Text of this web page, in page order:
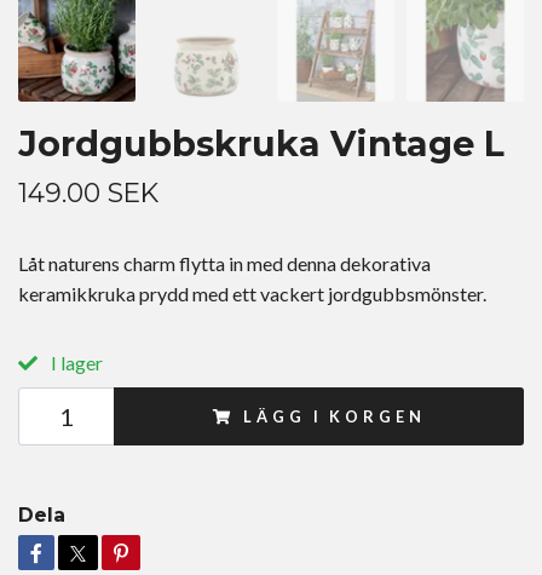
Jordgubbskruka Vintage L
149.00 SEK
Låt naturens charm flytta in med denna dekorativa
keramikkruka prydd med ett vackert jordgubbsmönster.
I lager
LÄGG I KORGEN
Dela